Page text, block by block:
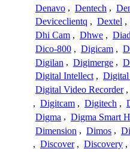
Denavo , Dentech ,
Deviceclientq , Dextel ,
Dhi Cam , Dhwe ,
Dico-800 , Digicam ,
Digilan , Digimerge ,
Digital Intellect , Digital
Digital Video Recorder ,
, Digitcam , Digitech ,
Digma , Digma Smart
Dimension , Dimos ,
, Discover , Discovery ,